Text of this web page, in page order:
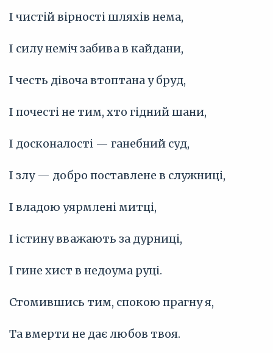
І чистій вірності шляхів нема,
І силу неміч забива в кайдани,
І честь дівоча втоптана у бруд,
І почесті не тим, хто гідний шани,
І досконалості — ганебний суд,
І злу — добро поставлене в служниці,
І владою уярмлені митці,
І істину вважають за дурниці,
І гине хист в недоума руці.
Стомившись тим, спокою прагну я,
Та вмерти не дає любов твоя.